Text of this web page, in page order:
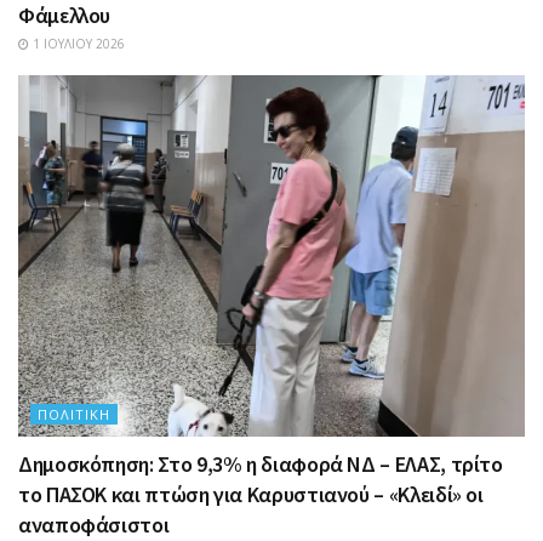
Φάμελλου
1 ΙΟΥΛΊΟΥ 2026
ΠΟΛΙΤΙΚΉ
Δημοσκόπηση: Στο 9,3% η διαφορά ΝΔ – ΕΛΑΣ, τρίτο
το ΠΑΣΟΚ και πτώση για Καρυστιανού – «Κλειδί» οι
αναποφάσιστοι